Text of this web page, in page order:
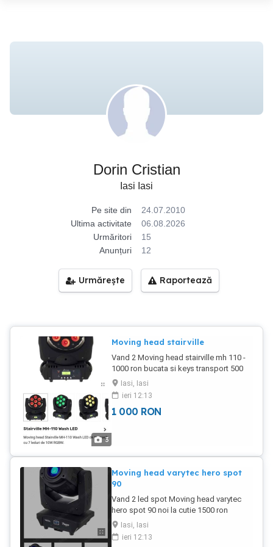
Dorin Cristian
Iasi Iasi
Pe site din
24.07.2010
Ultima activitate
06.08.2026
Urmăritori
15
Anunțuri
12
Urmărește Raportează
3
Moving head stairville
Vand 2 Moving head stairville mh 110 -
1000 ron bucata si keys transport 500
ron Nu trimit curier
Iasi, Iasi
ieri 12:13
1 000 RON
Moving head varytec hero spot
90
Vand 2 led spot Moving head varytec
hero spot 90 noi la cutie 1500 ron
bucata și keys transport 1000 ron Nu
trimit curier
Iasi, Iasi
ieri 12:13